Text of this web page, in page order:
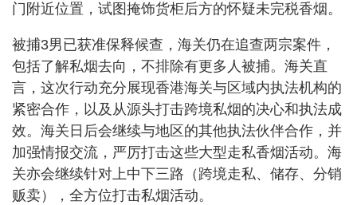
门附近位置，试图掩饰货柜后方的怀疑未完税香烟。
被捕3男已获准保释候查，海关仍在追查两宗案件，
包括了解私烟去向，不排除有更多人被捕。海关直
言，这次行动充分展现香港海关与区域内执法机构的
紧密合作，以及从源头打击跨境私烟的决心和执法成
效。海关日后会继续与地区的其他执法伙伴合作，并
加强情报交流，严厉打击这些大型走私香烟活动。海
关亦会继续针对上中下三路（跨境走私、储存、分销
贩卖），全方位打击私烟活动。